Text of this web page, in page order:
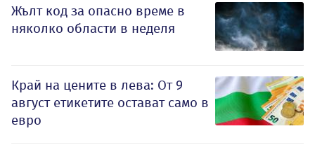
Жълт код за опасно време в
няколко области в неделя
Край на цените в лева: От 9
август етикетите остават само в
евро